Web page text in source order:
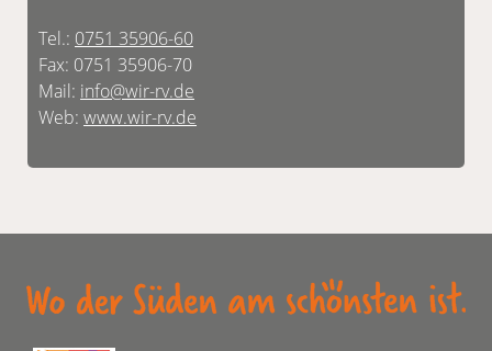
Tel.: 0751 35906-60
Fax: 0751 35906-70
Mail: info@wir-rv.de
Web: www.wir-rv.de